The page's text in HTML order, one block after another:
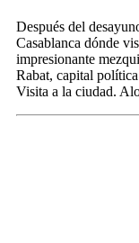
Después del
Casablanca dónde
impresionante
Rabat, capital
Visita a la ciudad.